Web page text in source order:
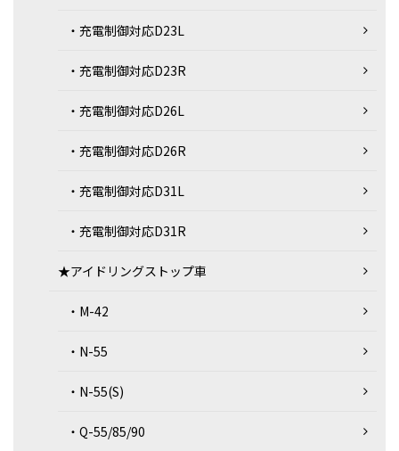
・充電制御対応D23L
・充電制御対応D23R
・充電制御対応D26L
・充電制御対応D26R
・充電制御対応D31L
・充電制御対応D31R
★アイドリングストップ車
・M-42
・N-55
・N-55(S)
・Q-55/85/90